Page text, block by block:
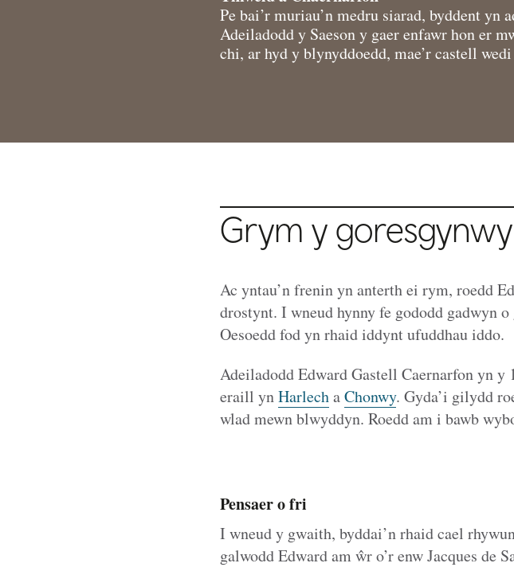
Pe bai’r muriau’n medru siarad, byddent yn
Adeiladodd y Saeson y gaer enfawr hon er
chi, ar hyd y blynyddoedd, mae’r castell
Grym y
Ac yntau’n frenin yn anterth ei rym, roedd
drostynt. I wneud hynny fe gododd gadwyn
Oesoedd fod yn rhaid iddynt ufuddhau iddo.
Adeiladodd Edward Gastell Caernarfon yn y
eraill ynHarlechaChonwy. Gyda’i gilydd
wlad mewn blwyddyn. Roedd am i bawb
Pensaer o fri
I wneud y gwaith, byddai’n rhaid cael
galwodd Edward am ŵr o’r enw Jacques de